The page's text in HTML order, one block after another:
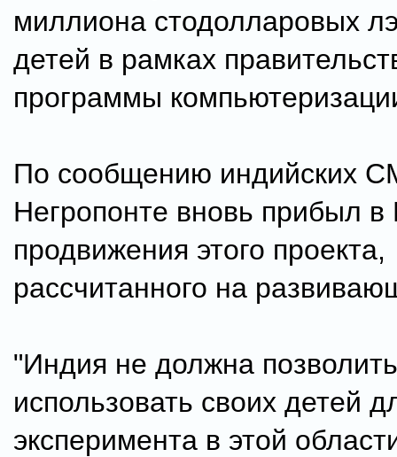
миллиона стодолларовых
детей в рамках
программы
По сообщению индийских
Негропонте вновь прибыл
продвижения этого проекта,
рассчитанного на
"Индия не должна позволить
использовать своих детей
эксперимента в этой